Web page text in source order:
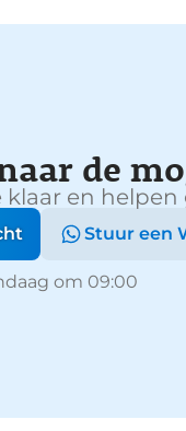
de
klaar en helpen
Stuur een
om 09:00